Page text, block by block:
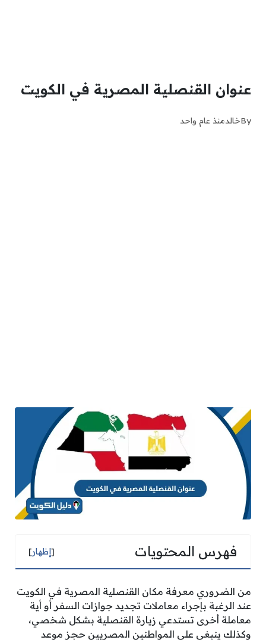
عنوان القنصلية المصرية في الكويت
Byخالدمنذ عام واحد
فهرس المحتويات [إظهار]
من الضروري معرفة مكان القنصلية المصرية في الكويت
عند الرغبة بإجراء معاملات تجديد جوازات السفر أو أية
معاملة أخرى تستدعي زيارة القنصلية بشكل شخصي،
وكذلك ينبغي على المواطنين المصريين حجز موعد